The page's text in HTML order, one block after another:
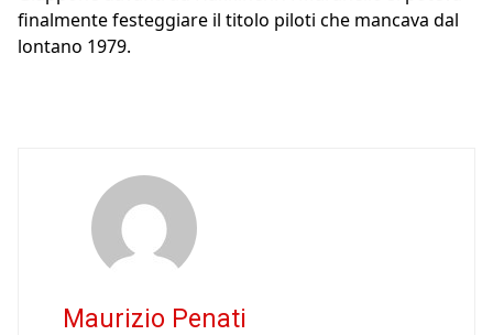
finalmente festeggiare il titolo piloti che mancava dal
lontano 1979.
Maurizio Penati